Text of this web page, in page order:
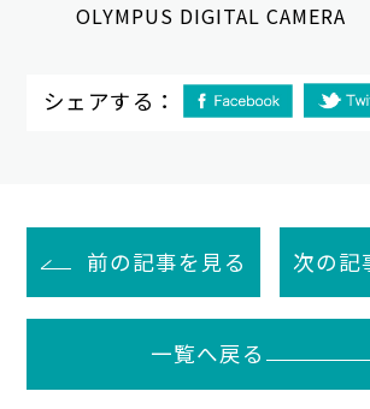
OLYMPUS DIGITAL CAMERA
シェアする：
前の記事を見る
一覧へ戻る
次の記